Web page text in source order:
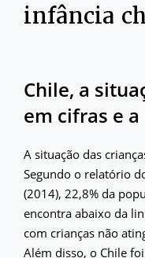
infância
Chile, a
em cifras e
A situação das
Segundo o relatório
(2014), 22,8% da
encontra abaixo da
com crianças não
Além disso, o Chile